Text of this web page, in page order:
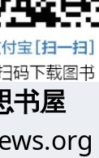
书屋